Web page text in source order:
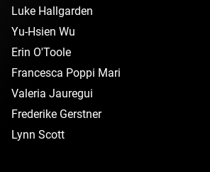
Luke Hallgarden
Yu-Hsien Wu
Erin O'Toole
Francesca Poppi Mari
Valeria Jauregui
Frederike Gerstner
Lynn Scott